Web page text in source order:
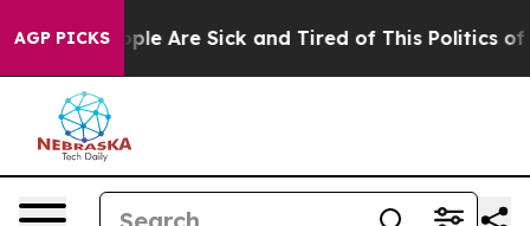
AGP PICKS
“People Are Sick and Tired of This Politics of